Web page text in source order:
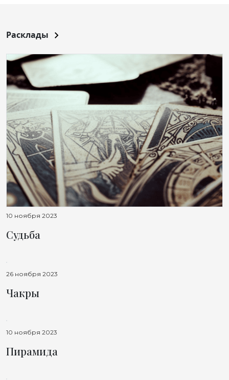
Расклады
10 ноября 2023
Судьба
26 ноября 2023
Чакры
10 ноября 2023
Пирамида